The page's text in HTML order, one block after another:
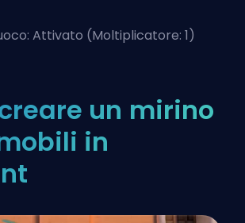
Attivato (Moltiplicatore: 1)
un mirino
in